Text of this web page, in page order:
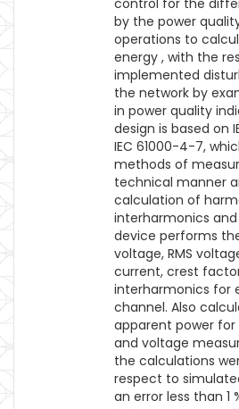
control for the
by the power
operations to
energy , with the
implemented
the network by
in power quality
design is based on
IEC 61000-4-7,
methods of
technical manner
calculation of
interharmonics
device performs
voltage, RMS
current, crest
interharmonics for
channel. Also
apparent power
and voltage
the calculations
respect to
an error less than 1